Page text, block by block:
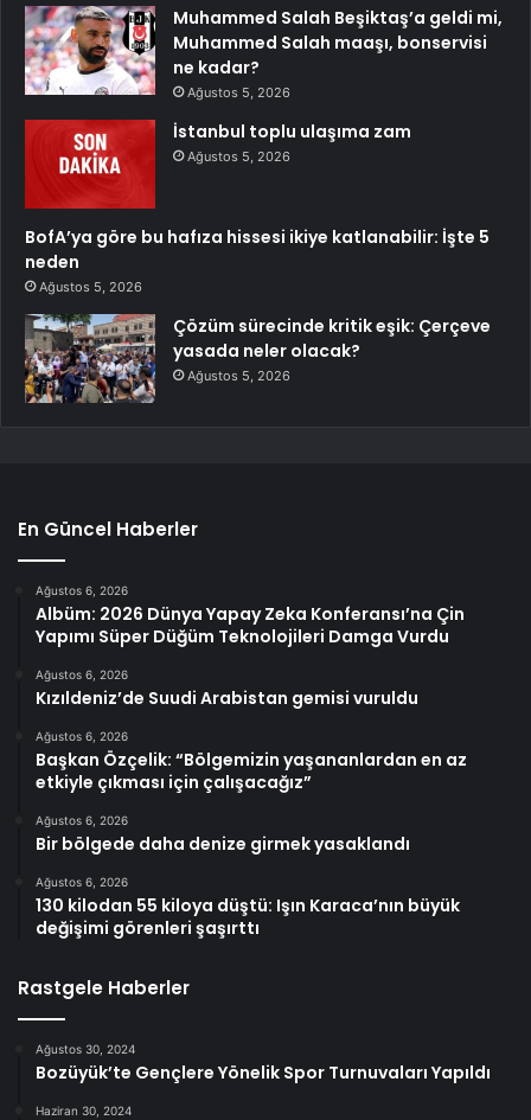
Muhammed Salah Beşiktaş’a geldi mi,
Muhammed Salah maaşı, bonservisi
ne kadar?
Ağustos 5, 2026
İstanbul toplu ulaşıma zam
Ağustos 5, 2026
BofA’ya göre bu hafıza hissesi ikiye katlanabilir: İşte 5
neden
Ağustos 5, 2026
Çözüm sürecinde kritik eşik: Çerçeve
yasada neler olacak?
Ağustos 5, 2026
En Güncel Haberler
Ağustos 6, 2026
Albüm: 2026 Dünya Yapay Zeka Konferansı’na Çin
Yapımı Süper Düğüm Teknolojileri Damga Vurdu
Ağustos 6, 2026
Kızıldeniz’de Suudi Arabistan gemisi vuruldu
Ağustos 6, 2026
Başkan Özçelik: “Bölgemizin yaşananlardan en az
etkiyle çıkması için çalışacağız”
Ağustos 6, 2026
Bir bölgede daha denize girmek yasaklandı
Ağustos 6, 2026
130 kilodan 55 kiloya düştü: Işın Karaca’nın büyük
değişimi görenleri şaşırttı
Rastgele Haberler
Ağustos 30, 2024
Bozüyük’te Gençlere Yönelik Spor Turnuvaları Yapıldı
Haziran 30, 2024